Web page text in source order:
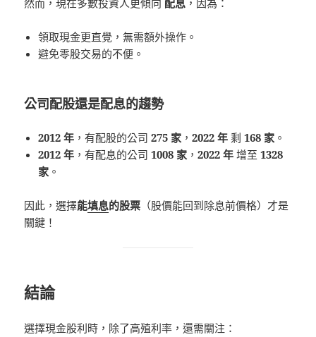
領取現金更直覺，無需額外操作。
避免零股交易的不便。
公司配股還是配息的趨勢
2012 年 ，有配股的公司275 家 ，2022 年 剩168 家 。
2012 年 ，有配息的公司1008 家 ，2022 年 增至1328
家 。
因此，選擇能填息的股票 （股價能回到除息前價格）才是
關鍵！
結論
選擇現金股利時，除了高殖利率，還需關注：